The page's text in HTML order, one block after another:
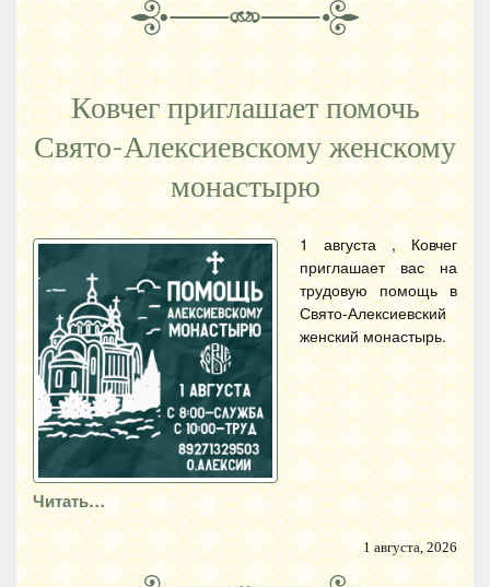
Ковчег приглашает помочь
Свято-Алексиевскому женскому
монастырю
1 августа , Ковчег
приглашает вас на
трудовую помощь в
Свято-Алексиевский
женский монастырь.
Читать…
1 августа, 2026